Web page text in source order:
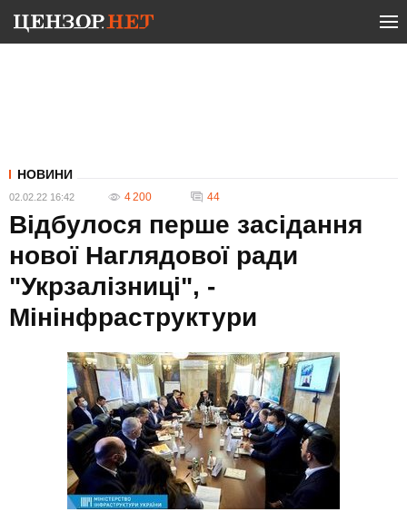
НОВИНИ
02.02.22 16:42 4 200 44
Відбулося перше засідання
нової Наглядової ради
"Укрзалізниці", -
Мінінфраструктури